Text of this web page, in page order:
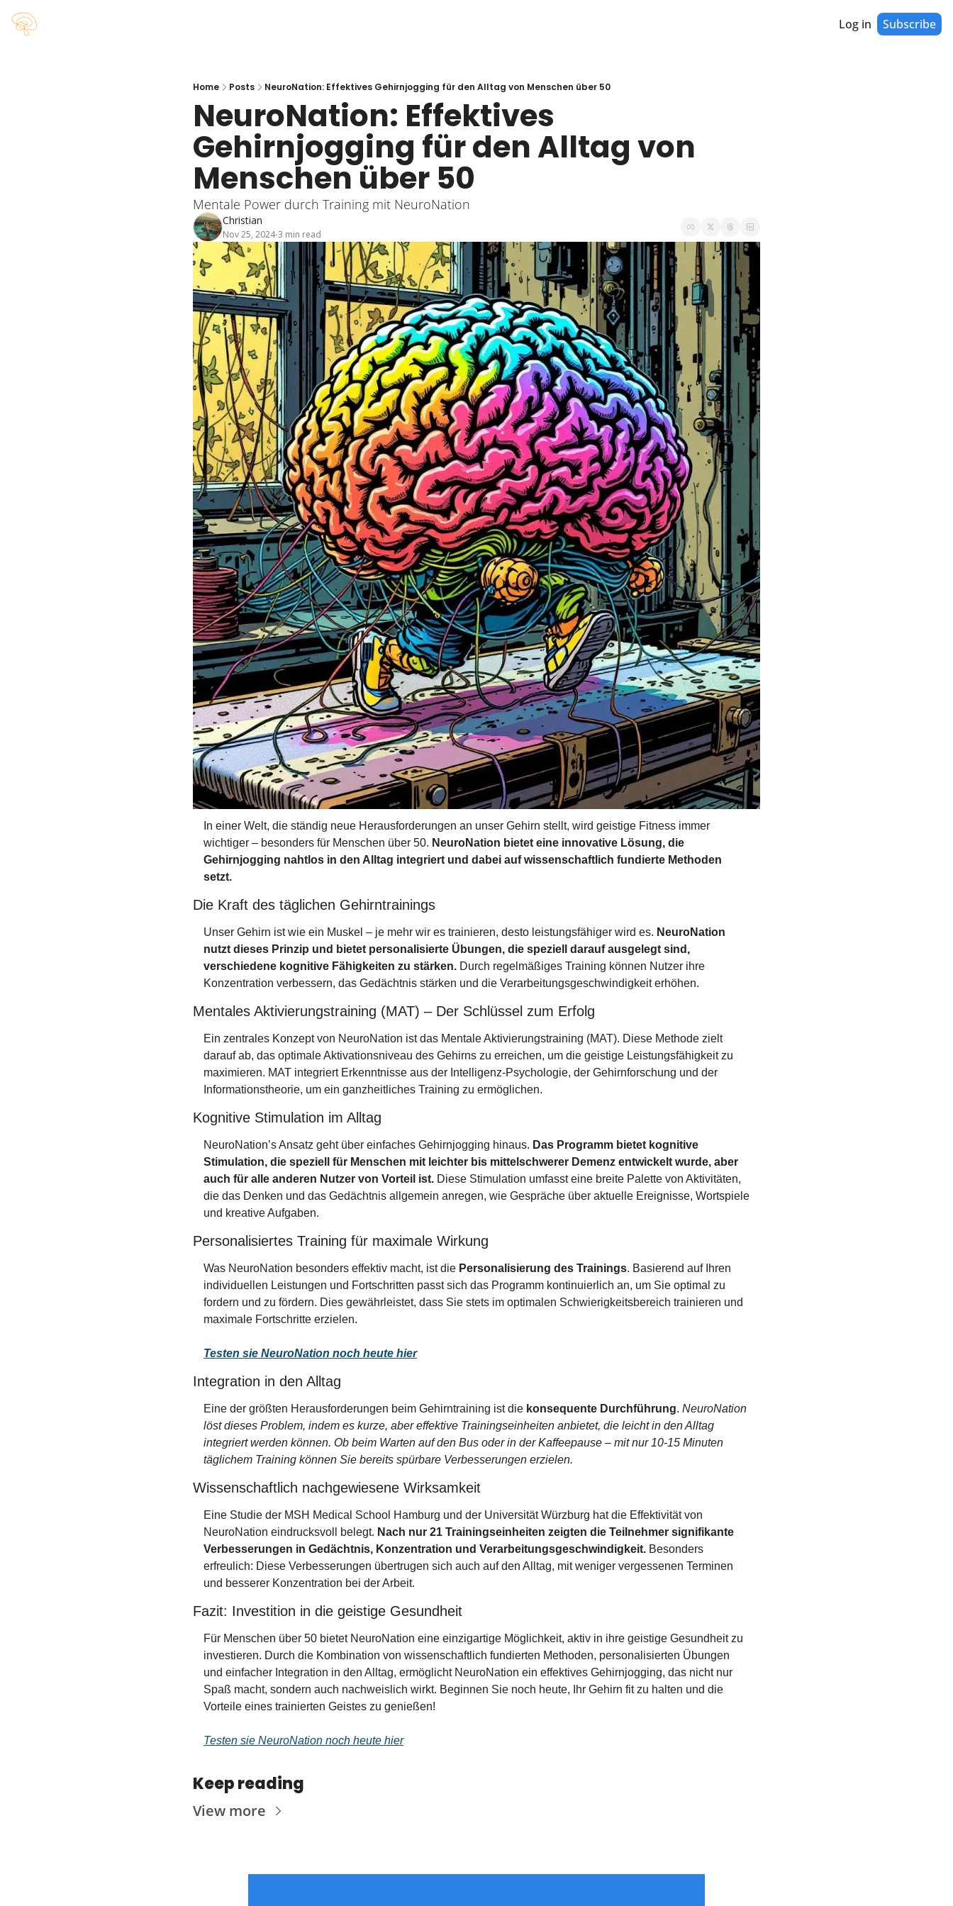
Log in Subscribe
Home Posts NeuroNation: Effektives Gehirnjogging für den Alltag von Menschen über 50
NeuroNation: Effektives
Gehirnjogging für den Alltag von
Menschen über 50
Mentale Power durch Training mit NeuroNation
Christian
Nov 25, 2024•3 min read
In einer Welt, die ständig neue Herausforderungen an unser Gehirn stellt, wird geistige Fitness immer
wichtiger – besonders für Menschen über 50. NeuroNation bietet eine innovative Lösung, die
Gehirnjogging nahtlos in den Alltag integriert und dabei auf wissenschaftlich fundierte Methoden
setzt.
Die Kraft des täglichen Gehirntrainings
Unser Gehirn ist wie ein Muskel – je mehr wir es trainieren, desto leistungsfähiger wird es. NeuroNation
nutzt dieses Prinzip und bietet personalisierte Übungen, die speziell darauf ausgelegt sind,
verschiedene kognitive Fähigkeiten zu stärken. Durch regelmäßiges Training können Nutzer ihre
Konzentration verbessern, das Gedächtnis stärken und die Verarbeitungsgeschwindigkeit erhöhen.
Mentales Aktivierungstraining (MAT) – Der Schlüssel zum Erfolg
Ein zentrales Konzept von NeuroNation ist das Mentale Aktivierungstraining (MAT). Diese Methode zielt
darauf ab, das optimale Aktivationsniveau des Gehirns zu erreichen, um die geistige Leistungsfähigkeit zu
maximieren. MAT integriert Erkenntnisse aus der Intelligenz-Psychologie, der Gehirnforschung und der
Informationstheorie, um ein ganzheitliches Training zu ermöglichen.
Kognitive Stimulation im Alltag
NeuroNation’s Ansatz geht über einfaches Gehirnjogging hinaus. Das Programm bietet kognitive
Stimulation, die speziell für Menschen mit leichter bis mittelschwerer Demenz entwickelt wurde, aber
auch für alle anderen Nutzer von Vorteil ist. Diese Stimulation umfasst eine breite Palette von Aktivitäten,
die das Denken und das Gedächtnis allgemein anregen, wie Gespräche über aktuelle Ereignisse, Wortspiele
und kreative Aufgaben.
Personalisiertes Training für maximale Wirkung
Was NeuroNation besonders effektiv macht, ist die Personalisierung des Trainings. Basierend auf Ihren
individuellen Leistungen und Fortschritten passt sich das Programm kontinuierlich an, um Sie optimal zu
fordern und zu fördern. Dies gewährleistet, dass Sie stets im optimalen Schwierigkeitsbereich trainieren und
maximale Fortschritte erzielen.
Testen sie NeuroNation noch heute hier
Integration in den Alltag
Eine der größten Herausforderungen beim Gehirntraining ist die konsequente Durchführung. NeuroNation
löst dieses Problem, indem es kurze, aber effektive Trainingseinheiten anbietet, die leicht in den Alltag
integriert werden können. Ob beim Warten auf den Bus oder in der Kaffeepause – mit nur 10-15 Minuten
täglichem Training können Sie bereits spürbare Verbesserungen erzielen.
Wissenschaftlich nachgewiesene Wirksamkeit
Eine Studie der MSH Medical School Hamburg und der Universität Würzburg hat die Effektivität von
NeuroNation eindrucksvoll belegt. Nach nur 21 Trainingseinheiten zeigten die Teilnehmer signifikante
Verbesserungen in Gedächtnis, Konzentration und Verarbeitungsgeschwindigkeit. Besonders
erfreulich: Diese Verbesserungen übertrugen sich auch auf den Alltag, mit weniger vergessenen Terminen
und besserer Konzentration bei der Arbeit.
Fazit: Investition in die geistige Gesundheit
Für Menschen über 50 bietet NeuroNation eine einzigartige Möglichkeit, aktiv in ihre geistige Gesundheit zu
investieren. Durch die Kombination von wissenschaftlich fundierten Methoden, personalisierten Übungen
und einfacher Integration in den Alltag, ermöglicht NeuroNation ein effektives Gehirnjogging, das nicht nur
Spaß macht, sondern auch nachweislich wirkt. Beginnen Sie noch heute, Ihr Gehirn fit zu halten und die
Vorteile eines trainierten Geistes zu genießen!
Testen sie NeuroNation noch heute hier
Keep reading
View more